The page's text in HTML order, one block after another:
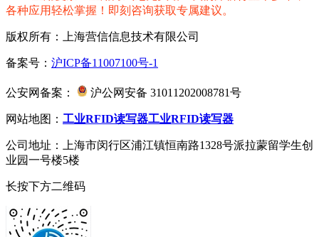
各种应用轻松掌握！即刻咨询获取专属建议。
版权所有：上海营信信息技术有限公司
备案号： 沪ICP备11007100号-1
公安网备案： 沪公网安备 31011202008781号
网站地图： 工业RFID读写器工业RFID读写器
公司地址：上海市闵行区浦江镇恒南路1328号派拉蒙留学生创
业园一号楼5楼
长按下方二维码